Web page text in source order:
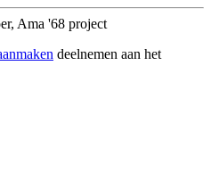
Ama '68 project
deelnemen aan het